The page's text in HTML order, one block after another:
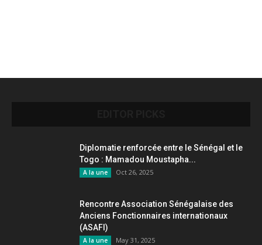
Diplomatie renforcée entre le Sénégal et le
Togo : Mamadou Moustapha...
A la une Oct 26, 2025
Rencontre Association Sénégalaise des
Anciens Fonctionnaires internationaux
(ASAFI)
A la une May 31, 2025